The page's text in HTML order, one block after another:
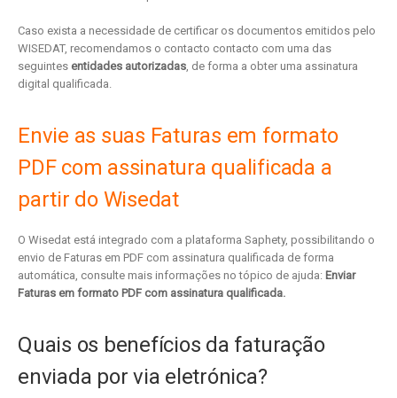
Caso exista a necessidade de certificar os documentos emitidos pelo
WISEDAT, recomendamos o contacto contacto com uma das
seguintes entidades autorizadas, de forma a obter uma assinatura
digital qualificada.
Envie as suas Faturas em formato
PDF com assinatura qualificada a
partir do Wisedat
O Wisedat está integrado com a plataforma Saphety, possibilitando o
envio de Faturas em PDF com assinatura qualificada de forma
automática, consulte mais informações no tópico de ajuda: Enviar
Faturas em formato PDF com assinatura qualificada.
Quais os benefícios da faturação
enviada por via eletrónica?